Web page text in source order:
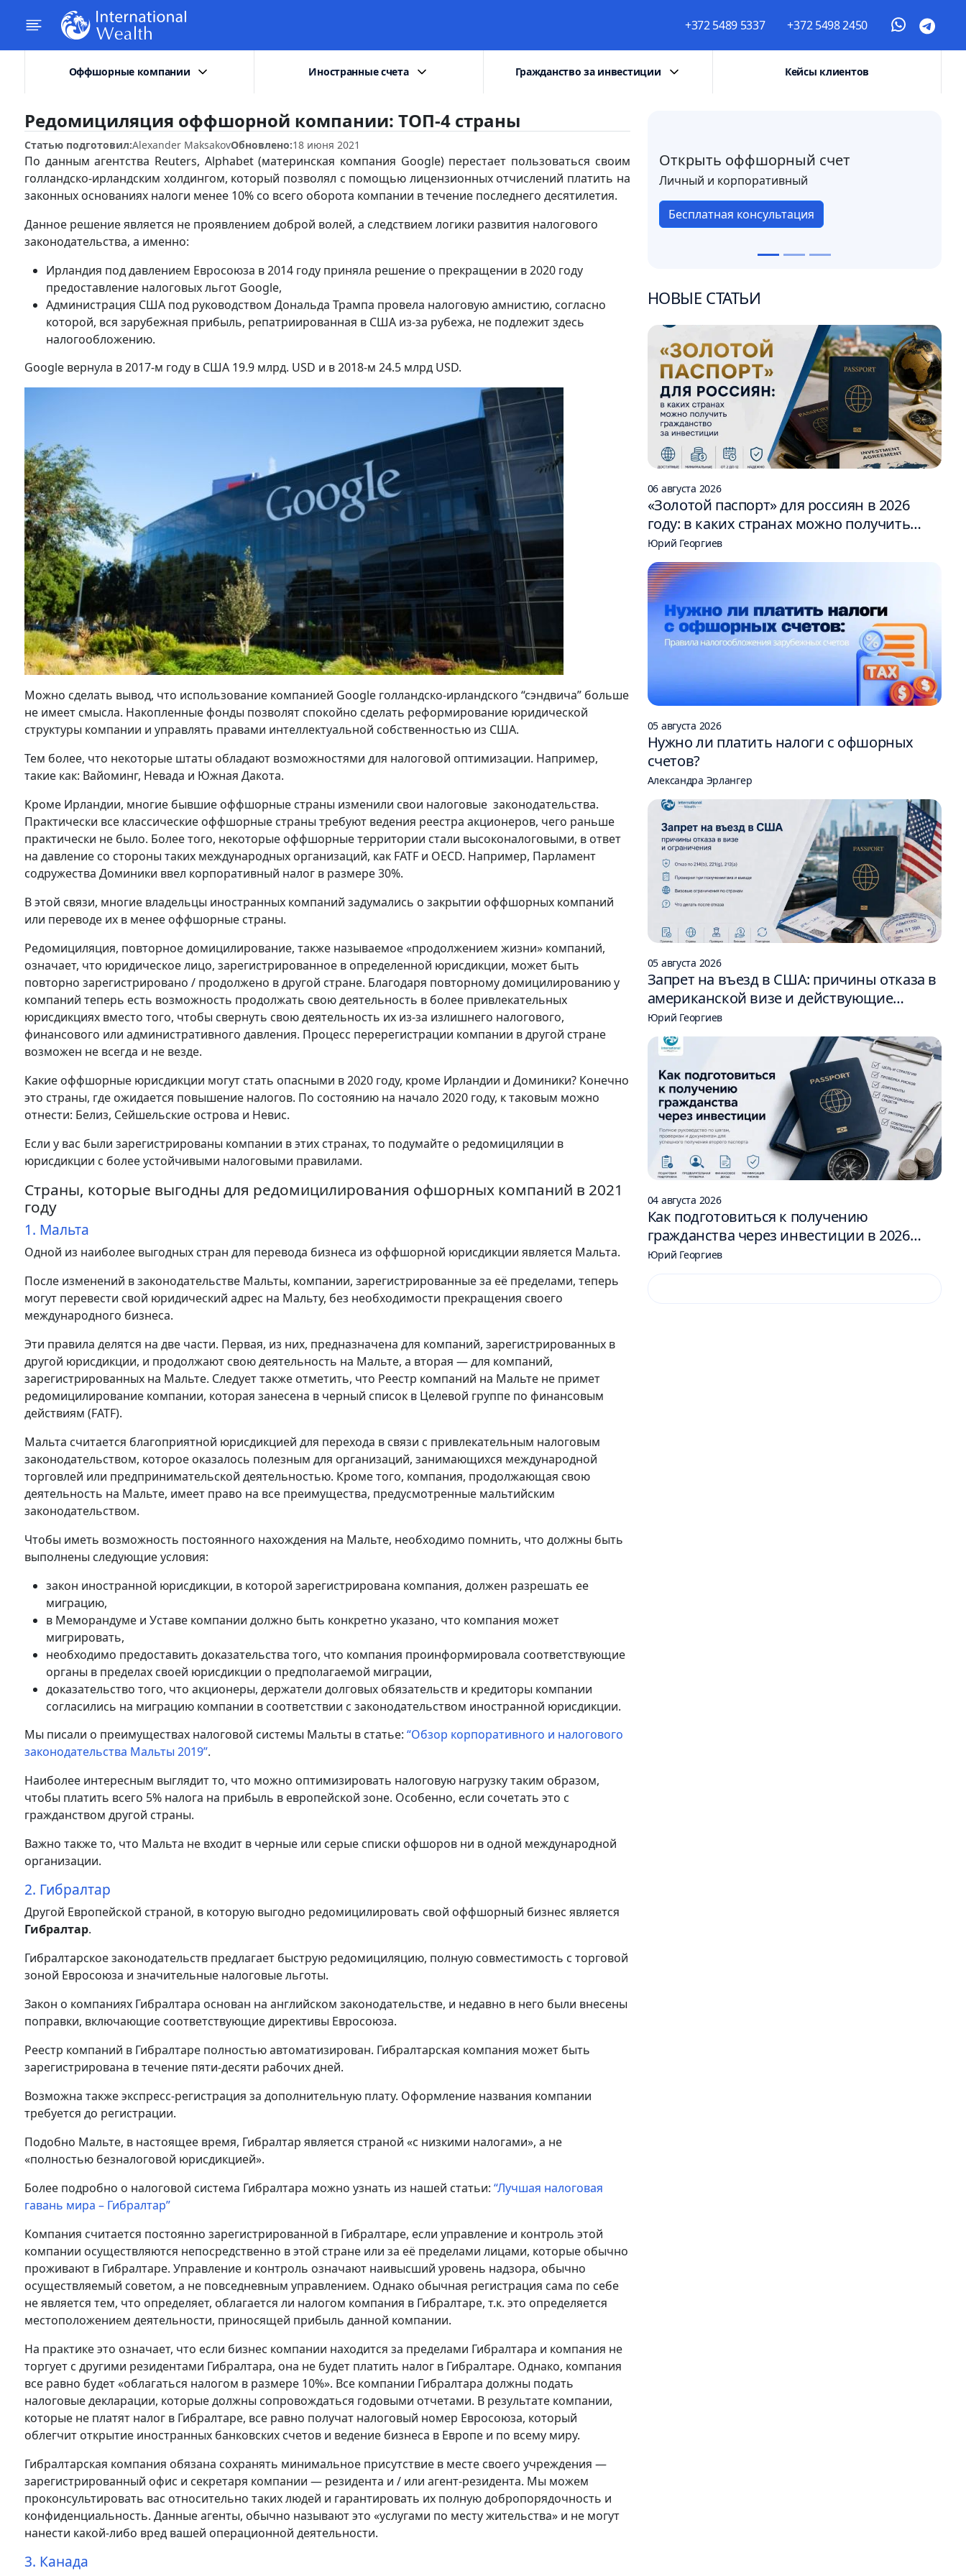
+372 5489 5337 +372 5498 2450
Оффшорные компании Иностранные счета Гражданство за инвестиции Кейсы клиентов
Редомициляция оффшорной компании: ТОП-4 страны
Статью подготовил:Alexander MaksakovОбновлено:18 июня 2021
По данным агентства Reuters, Alphabet (материнская компания Google) перестает пользоваться своим
голландско-ирландским холдингом, который позволял с помощью лицензионных отчислений платить на
законных основаниях налоги менее 10% со всего оборота компании в течение последнего десятилетия.
Данное решение является не проявлением доброй волей, а следствием логики развития налогового
законодательства, а именно:
Ирландия под давлением Евросоюза в 2014 году приняла решение о прекращении в 2020 году
предоставление налоговых льгот Google,
Администрация США под руководством Дональда Трампа провела налоговую амнистию, согласно
которой, вся зарубежная прибыль, репатриированная в США из-за рубежа, не подлежит здесь
налогообложению.
Google вернула в 2017-м году в США 19.9 млрд. USD и в 2018-м 24.5 млрд USD.
Можно сделать вывод, что использование компанией Google голландско-ирландского “сэндвича” больше
не имеет смысла. Накопленные фонды позволят спокойно сделать реформирование юридической
структуры компании и управлять правами интеллектуальной собственностью из США.
Тем более, что некоторые штаты обладают возможностями для налоговой оптимизации. Например,
такие как: Вайоминг, Невада и Южная Дакота.
Кроме Ирландии, многие бывшие оффшорные страны изменили свои налоговые законодательства.
Практически все классические оффшорные страны требуют ведения реестра акционеров, чего раньше
практически не было. Более того, некоторые оффшорные территории стали высоконалоговыми, в ответ
на давление со стороны таких международных организаций, как FATF и OECD. Например, Парламент
содружества Доминики ввел корпоративный налог в размере 30%.
В этой связи, многие владельцы иностранных компаний задумались о закрытии оффшорных компаний
или переводе их в менее оффшорные страны.
Редомициляция, повторное домицилирование, также называемое «продолжением жизни» компаний,
означает, что юридическое лицо, зарегистрированное в определенной юрисдикции, может быть
повторно зарегистрировано / продолжено в другой стране. Благодаря повторному домицилированию у
компаний теперь есть возможность продолжать свою деятельность в более привлекательных
юрисдикциях вместо того, чтобы свернуть свою деятельность их из-за излишнего налогового,
финансового или административного давления. Процесс перерегистрации компании в другой стране
возможен не всегда и не везде.
Какие оффшорные юрисдикции могут стать опасными в 2020 году, кроме Ирландии и Доминики? Конечно
это страны, где ожидается повышение налогов. По состоянию на начало 2020 году, к таковым можно
отнести: Белиз, Сейшельские острова и Невис.
Если у вас были зарегистрированы компании в этих странах, то подумайте о редомициляции в
юрисдикции с более устойчивыми налоговыми правилами.
Страны, которые выгодны для редомицилирования офшорных компаний в 2021
году
1. Мальта
Одной из наиболее выгодных стран для перевода бизнеса из оффшорной юрисдикции является Мальта.
После изменений в законодательстве Мальты, компании, зарегистрированные за её пределами, теперь
могут перевести свой юридический адрес на Мальту, без необходимости прекращения своего
международного бизнеса.
Эти правила делятся на две части. Первая, из них, предназначена для компаний, зарегистрированных в
другой юрисдикции, и продолжают свою деятельность на Мальте, а вторая — для компаний,
зарегистрированных на Мальте. Следует также отметить, что Реестр компаний на Мальте не примет
редомицилирование компании, которая занесена в черный список в Целевой группе по финансовым
действиям (FATF).
Мальта считается благоприятной юрисдикцией для перехода в связи с привлекательным налоговым
законодательством, которое оказалось полезным для организаций, занимающихся международной
торговлей или предпринимательской деятельностью. Кроме того, компания, продолжающая свою
деятельность на Мальте, имеет право на все преимущества, предусмотренные мальтийским
законодательством.
Чтобы иметь возможность постоянного нахождения на Мальте, необходимо помнить, что должны быть
выполнены следующие условия:
закон иностранной юрисдикции, в которой зарегистрирована компания, должен разрешать ее
миграцию,
в Меморандуме и Уставе компании должно быть конкретно указано, что компания может
мигрировать,
необходимо предоставить доказательства того, что компания проинформировала соответствующие
органы в пределах своей юрисдикции о предполагаемой миграции,
доказательство того, что акционеры, держатели долговых обязательств и кредиторы компании
согласились на миграцию компании в соответствии с законодательством иностранной юрисдикции.
Мы писали о преимуществах налоговой системы Мальты в статье: “Обзор корпоративного и налогового
законодательства Мальты 2019”.
Наиболее интересным выглядит то, что можно оптимизировать налоговую нагрузку таким образом,
чтобы платить всего 5% налога на прибыль в европейской зоне. Особенно, если сочетать это с
гражданством другой страны.
Важно также то, что Мальта не входит в черные или серые списки офшоров ни в одной международной
организации.
2. Гибралтар
Другой Европейской страной, в которую выгодно редомицилировать свой оффшорный бизнес является
Гибралтар.
Гибралтарское законодательств предлагает быструю редомициляцию, полную совместимость с торговой
зоной Евросоюза и значительные налоговые льготы.
Закон о компаниях Гибралтара основан на английском законодательстве, и недавно в него были внесены
поправки, включающие соответствующие директивы Евросоюза.
Реестр компаний в Гибралтаре полностью автоматизирован. Гибралтарская компания может быть
зарегистрирована в течение пяти-десяти рабочих дней.
Возможна также экспресс-регистрация ​​за дополнительную плату. Оформление названия компании
требуется до регистрации.
Подобно Мальте, в настоящее время, Гибралтар является страной «с низкими налогами», а не
«полностью безналоговой юрисдикцией».
Более подробно о налоговой система Гибралтара можно узнать из нашей статьи: “Лучшая налоговая
гавань мира – Гибралтар”
Компания считается постоянно зарегистрированной в Гибралтаре, если управление и контроль этой
компании осуществляются непосредственно в этой стране или за её пределами лицами, которые обычно
проживают в Гибралтаре. Управление и контроль означают наивысший уровень надзора, обычно
осуществляемый советом, а не повседневным управлением. Однако обычная регистрация сама по себе
не является тем, что определяет, облагается ли налогом компания в Гибралтаре, т.к. это определяется
местоположением деятельности, приносящей прибыль данной компании.
На практике это означает, что если бизнес компании находится за пределами Гибралтара и компания не
торгует с другими резидентами Гибралтара, она не будет платить налог в Гибралтаре. Однако, компания
все равно будет «облагаться налогом в размере 10%». Все компании Гибралтара должны подать
налоговые декларации, которые должны сопровождаться годовыми отчетами. В результате компании,
которые не платят налог в Гибралтаре, все равно получат налоговый номер Евросоюза, который
облегчит открытие иностранных банковских счетов и ведение бизнеса в Европе и по всему миру.
Гибралтарская компания обязана сохранять минимальное присутствие в месте своего учреждения —
зарегистрированный офис и секретаря компании — резидента и / или агент-резидента. Мы можем
проконсультировать вас относительно таких людей и гарантировать их полную добропорядочность и
конфиденциальность. Данные агенты, обычно называют это «услугами по месту жительства» и не могут
нанести какой-либо вред вашей операционной деятельности.
3. Канада
Открыть оффшорный счет
Личный и корпоративный
Бесплатная консультация
НОВЫЕ СТАТЬИ
06 августа 2026
«Золотой паспорт» для россиян в 2026
году: в каких странах можно получить
гражданство за инвестиции
Юрий Георгиев
05 августа 2026
Нужно ли платить налоги с офшорных
счетов?
Александра Эрлангер
05 августа 2026
Запрет на въезд в США: причины отказа в
американской визе и действующие
ограничения
Юрий Георгиев
04 августа 2026
Как подготовиться к получению
гражданства через инвестиции в 2026
году: 6 шагов
Юрий Георгиев